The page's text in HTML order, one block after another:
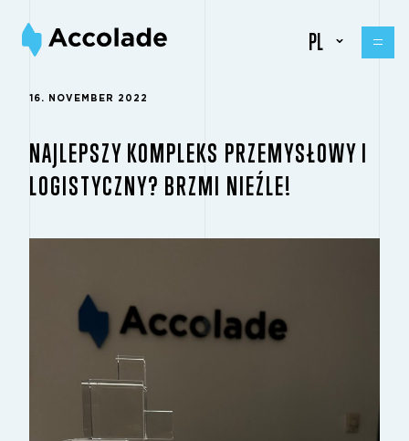
PL
16. NOVEMBER 2022
NAJLEPSZY KOMPLEKS PRZEMYSŁOWY I
LOGISTYCZNY? BRZMI NIEŹLE!